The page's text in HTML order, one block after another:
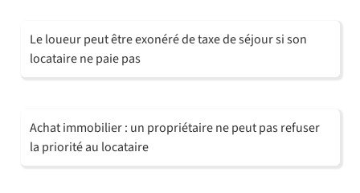
Le loueur peut être exonéré de taxe de séjour si son
locataire ne paie pas
Achat immobilier : un propriétaire ne peut pas refuser
la priorité au locataire